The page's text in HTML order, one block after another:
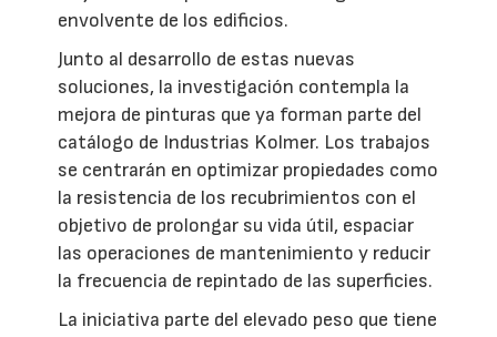
envolvente de los edificios.
Junto al desarrollo de estas nuevas
soluciones, la investigación contempla la
mejora de pinturas que ya forman parte del
catálogo de Industrias Kolmer. Los trabajos
se centrarán en optimizar propiedades como
la resistencia de los recubrimientos con el
objetivo de prolongar su vida útil, espaciar
las operaciones de mantenimiento y reducir
la frecuencia de repintado de las superficies.
La iniciativa parte del elevado peso que tiene